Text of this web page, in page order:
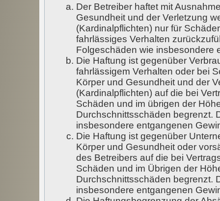
Der Betreiber haftet mit
Gesundheit und der Verletzung
(Kardinalpflichten) nur für
fahrlässiges Verhalten
Folgeschäden wie insbesondere
Die Haftung ist gegenüber
fahrlässigem Verhalten oder bei
Körper und Gesundheit und der
(Kardinalpflichten) auf die bei
Schäden und im übrigen der
Durchschnittsschäden begrenzt.
insbesondere entgangenen
Die Haftung ist gegenüber
Körper und Gesundheit oder
des Betreibers auf die bei
Schäden und im Übrigen der
Durchschnittsschäden begrenzt.
insbesondere entgangenen